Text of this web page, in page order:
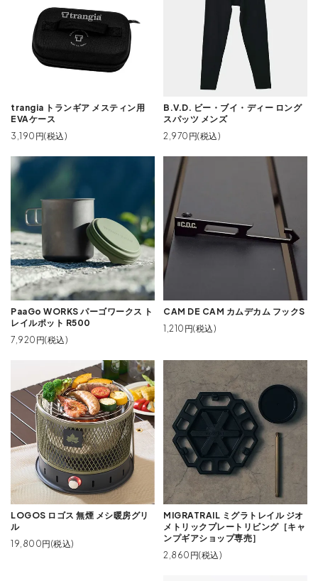
trangia トランギア メスティン用
EVAケース
3,190円(税込)
B.V.D. ビー・ブイ・ディー ロング
スパッツ メンズ
2,970円(税込)
PaaGo WORKS パーゴワークス ト
レイルポット R500
7,920円(税込)
CAM DE CAM カムデカム フックS
1,210円(税込)
LOGOS ロゴス 無煙 メシ暖房グリ
ル
19,800円(税込)
MIGRATRAIL ミグラトレイル ジオ
メトリックプレートリビング［キャ
ンプギアショップ専売］
2,860円(税込)